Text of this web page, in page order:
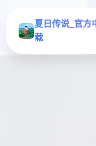
夏日传说_官方
载